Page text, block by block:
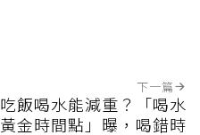
下一篇
吃飯喝水能減重？「喝水
黃金時間點」曝，喝錯時